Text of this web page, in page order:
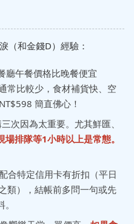
（和金錢D）經驗：
廳午餐價格比晚餐便宜
常比較少，食材補貨快、空
簡直佛心！
次因為太重要。尤其鮮匯、
場排隊等1小時以上是常態。
合特定信用卡有折扣（平日
類），結帳前多問一句或先